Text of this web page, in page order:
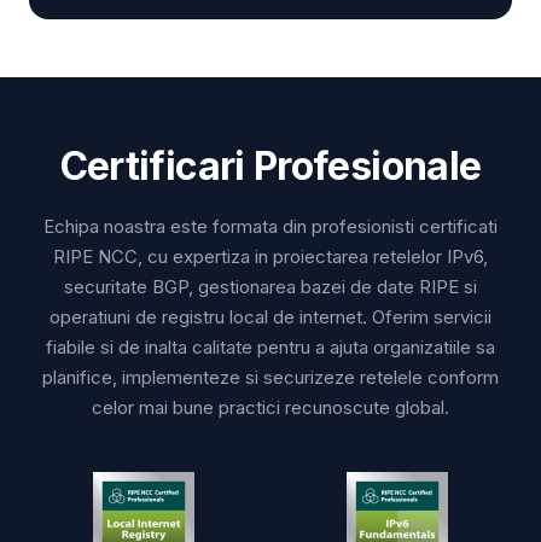
Certificari Profesionale
Echipa noastra este formata din profesionisti certificati
RIPE NCC, cu expertiza in proiectarea retelelor IPv6,
securitate BGP, gestionarea bazei de date RIPE si
operatiuni de registru local de internet. Oferim servicii
fiabile si de inalta calitate pentru a ajuta organizatiile sa
planifice, implementeze si securizeze retelele conform
celor mai bune practici recunoscute global.